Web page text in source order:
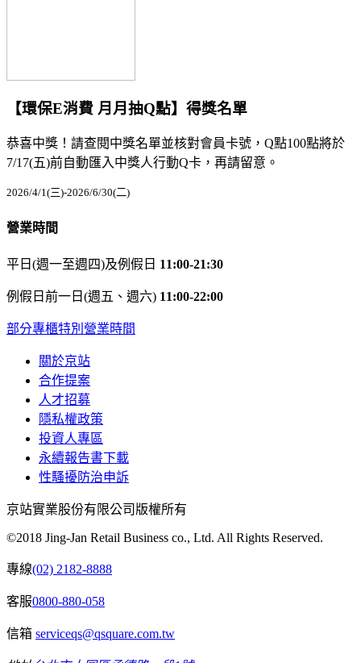
【環保E消費 月月抽Q點】得獎名單
恭喜中獎！請查閱中獎名單並核對會員卡號，Q點100點將於
7/17(五)前自動匯入中獎人行動Q卡，再請留意。
2026/4/1(三)-2026/6/30(二)
營業時間
平日(週一至週四)及例假日 11:00-21:30
例假日前一日(週五、週六) 11:00-22:00
部分專櫃特別營業時間
關於京站
合作提案
人才招募
隱私權政策
投資人專區
永續報告書下載
性騷擾防治申訴
京站實業股份有限公司版權所有
©2018 Jing-Jan Retail Business co., Ltd. All Rights Reserved.
專線(02) 2182-8888
客服0800-880-058
信箱 serviceqs@qsquare.com.tw